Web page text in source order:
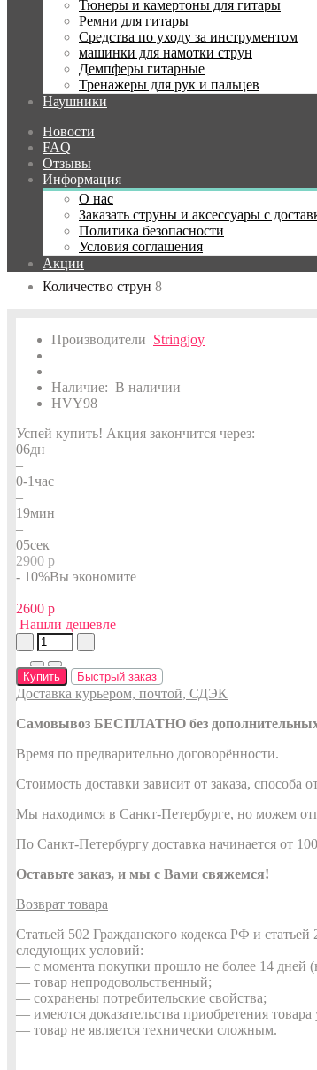
Тюнеры и камертоны для гитары
Ремни для гитары
Средства по уходу за инструментом
машинки для намотки струн
Демпферы гитарные
Тренажеры для рук и пальцев
Наушники
Новости
FAQ
Отзывы
Информация
О нас
Заказать струны и аксессуары с
Политика безопасности
Условия соглашения
Акции
Калибр первой струны 9
Калибр последней струны
Материал струн
Обмотка струн
Обмотка третьей струны Нет
Покрытие Нет
Производитель Stringjoy
Количество струн 8
Производители Stringjoy
Наличие: В наличии
HVY98
Успей купить! Акция закончится через:
06дн
–
0-1час
–
19мин
–
05сек
2900 р
- 10%Вы экономите
2600 р
Нашли дешевле
Купить Быстрый заказ
Доставка курьером, почтой, СДЭК
Самовывоз БЕСПЛАТНО без
Время по предварительно договорённости.
Стоимость доставки зависит от заказа, способа
Мы находимся в Санкт-Петербурге, но можем
По Санкт-Петербургу доставка начинается от
Оставьте заказ, и мы с Вами свяжемся!
Возврат товара
Статьей 502 Гражданского кодекса РФ и
следующих условий:
— с момента покупки прошло не более 14 дней
— товар непродовольственный;
— сохранены потребительские свойства;
— имеются доказательства приобретения
— товар не является технически сложным.